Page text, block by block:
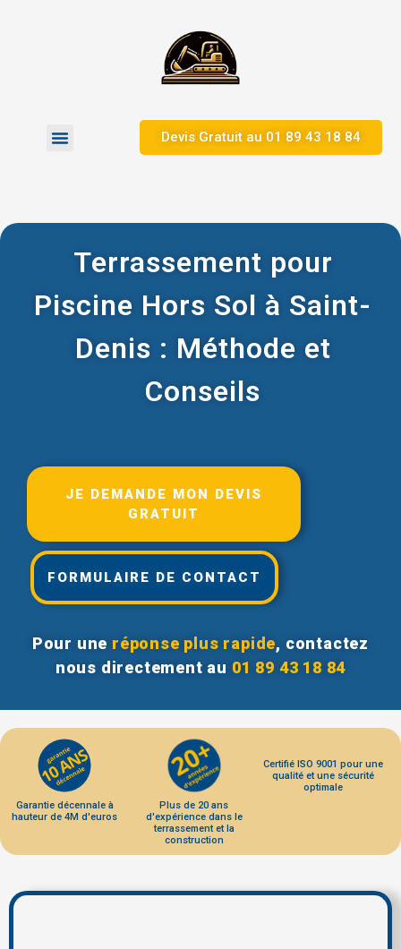
Devis Gratuit au 01 89 43 18 84
Terrassement pour
Piscine Hors Sol à Saint-
Denis : Méthode et
Conseils
JE DEMANDE MON DEVIS
GRATUIT
FORMULAIRE DE CONTACT
Pour une réponse plus rapide, contactez
nous directement au 01 89 43 18 84
Garantie décennale à
hauteur de 4M d'euros
Plus de 20 ans
d'expérience dans le
terrassement et la
construction
Certifié ISO 9001 pour une
qualité et une sécurité
optimale